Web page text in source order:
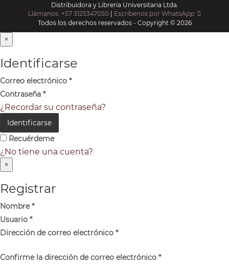
Distribuidora y Librería Universitaria Ltda.
Llámanos: +57 3125347050 | Escríbenos por WhatsApp:
Todos los derechos reservados - Copyright © 2026
×
Identificarse
Correo electrónico *
Contraseña *
¿Recordar su contraseña?
Identificarse
Recuérdeme
¿No tiene una cuenta?
×
Registrar
Nombre*
Usuario *
Dirección de correo electrónico *
Confirme la dirección de correo electrónico *